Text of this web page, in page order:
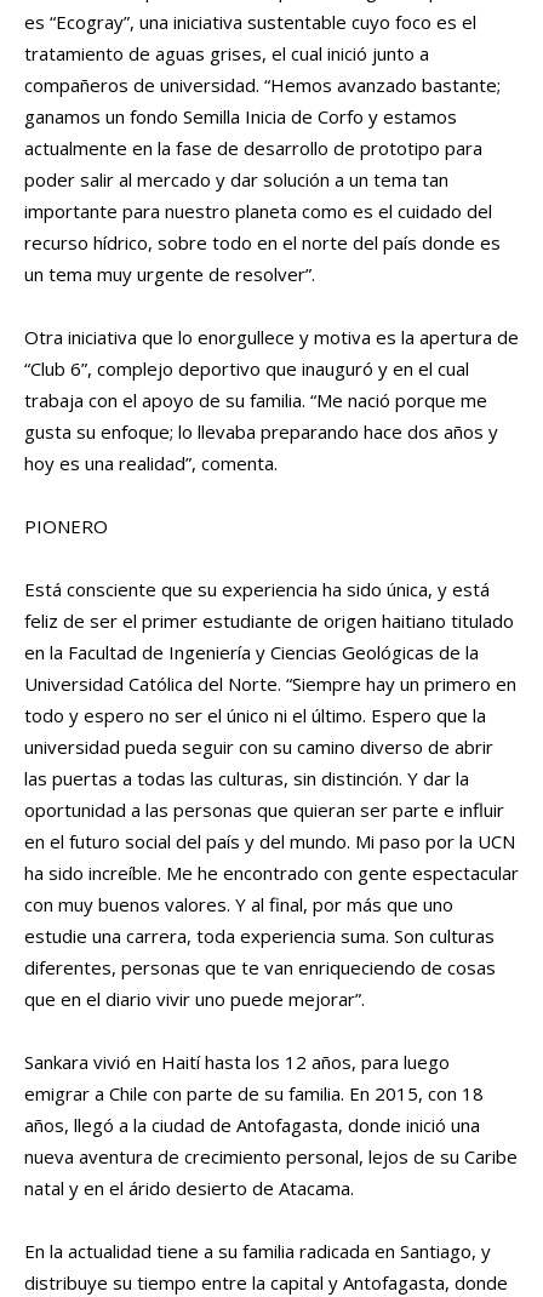
es “Ecogray”, una iniciativa sustentable cuyo foco es el
tratamiento de aguas grises, el cual inició junto a
compañeros de universidad. “Hemos avanzado bastante;
ganamos un fondo Semilla Inicia de Corfo y estamos
actualmente en la fase de desarrollo de prototipo para
poder salir al mercado y dar solución a un tema tan
importante para nuestro planeta como es el cuidado del
recurso hídrico, sobre todo en el norte del país donde es
un tema muy urgente de resolver”.
Otra iniciativa que lo enorgullece y motiva es la apertura de
“Club 6”, complejo deportivo que inauguró y en el cual
trabaja con el apoyo de su familia. “Me nació porque me
gusta su enfoque; lo llevaba preparando hace dos años y
hoy es una realidad”, comenta.
PIONERO
Está consciente que su experiencia ha sido única, y está
feliz de ser el primer estudiante de origen haitiano titulado
en la Facultad de Ingeniería y Ciencias Geológicas de la
Universidad Católica del Norte. “Siempre hay un primero en
todo y espero no ser el único ni el último. Espero que la
universidad pueda seguir con su camino diverso de abrir
las puertas a todas las culturas, sin distinción. Y dar la
oportunidad a las personas que quieran ser parte e influir
en el futuro social del país y del mundo. Mi paso por la UCN
ha sido increíble. Me he encontrado con gente espectacular
con muy buenos valores. Y al final, por más que uno
estudie una carrera, toda experiencia suma. Son culturas
diferentes, personas que te van enriqueciendo de cosas
que en el diario vivir uno puede mejorar”.
Sankara vivió en Haití hasta los 12 años, para luego
emigrar a Chile con parte de su familia. En 2015, con 18
años, llegó a la ciudad de Antofagasta, donde inició una
nueva aventura de crecimiento personal, lejos de su Caribe
natal y en el árido desierto de Atacama.
En la actualidad tiene a su familia radicada en Santiago, y
distribuye su tiempo entre la capital y Antofagasta, donde